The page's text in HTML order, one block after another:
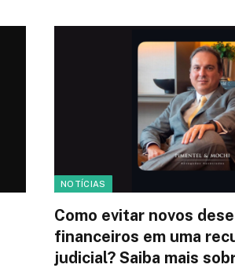
NOTÍCIAS
Como evitar novos
financeiros em uma
judicial? Saiba mais